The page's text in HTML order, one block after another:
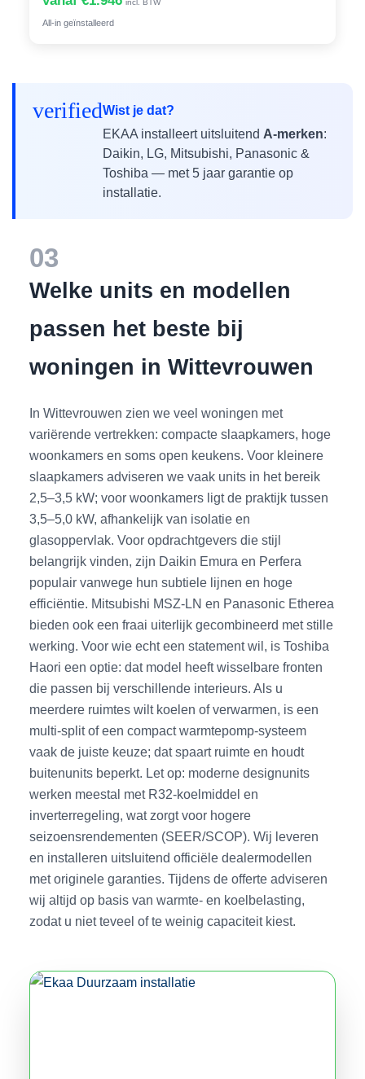
incl. BTW
All-in geïnstalleerd
verifiedWist je dat?
EKAA installeert uitsluitend A-merken:
Daikin, LG, Mitsubishi, Panasonic &
Toshiba — met 5 jaar garantie op
installatie.
03
Welke units en modellen
passen het beste bij
woningen in Wittevrouwen
In Wittevrouwen zien we veel woningen met
variërende vertrekken: compacte slaapkamers, hoge
woonkamers en soms open keukens. Voor kleinere
slaapkamers adviseren we vaak units in het bereik
2,5–3,5 kW; voor woonkamers ligt de praktijk tussen
3,5–5,0 kW, afhankelijk van isolatie en
glasoppervlak. Voor opdrachtgevers die stijl
belangrijk vinden, zijn Daikin Emura en Perfera
populair vanwege hun subtiele lijnen en hoge
efficiëntie. Mitsubishi MSZ-LN en Panasonic Etherea
bieden ook een fraai uiterlijk gecombineerd met stille
werking. Voor wie echt een statement wil, is Toshiba
Haori een optie: dat model heeft wisselbare fronten
die passen bij verschillende interieurs. Als u
meerdere ruimtes wilt koelen of verwarmen, is een
multi-split of een compact warmtepomp-systeem
vaak de juiste keuze; dat spaart ruimte en houdt
buitenunits beperkt. Let op: moderne designunits
werken meestal met R32-koelmiddel en
inverterregeling, wat zorgt voor hogere
seizoensrendementen (SEER/SCOP). Wij leveren
en installeren uitsluitend officiële dealermodellen
met originele garanties. Tijdens de offerte adviseren
wij altijd op basis van warmte- en koelbelasting,
zodat u niet teveel of te weinig capaciteit kiest.